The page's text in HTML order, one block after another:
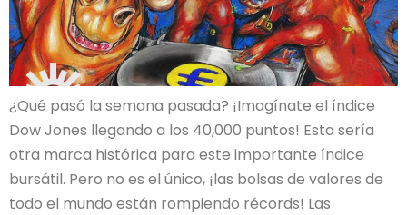
¿Qué pasó la semana pasada? ¡Imagínate el índice
Dow Jones llegando a los 40,000 puntos! Esta sería
otra marca histórica para este importante índice
bursátil. Pero no es el único, ¡las bolsas de valores de
todo el mundo están rompiendo récords! Las